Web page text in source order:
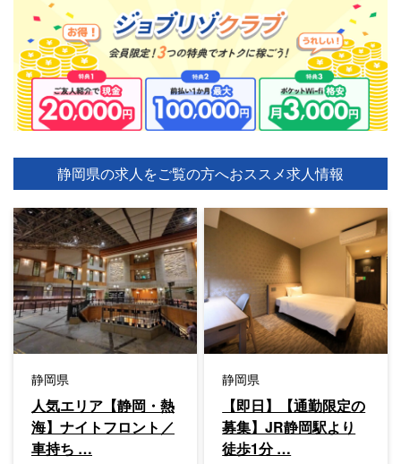
静岡県の求人をご覧の方へおススメ求人情報
静岡県
人気エリア【静岡・熱
海】ナイトフロント／
車持ち …
静岡県
【即日】【通勤限定の
募集】JR静岡駅より
徒歩1分 …